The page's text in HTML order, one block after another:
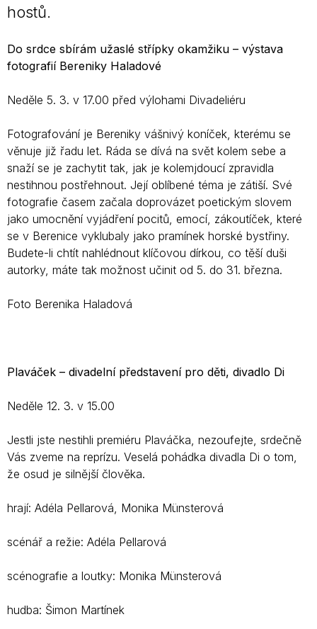
hostů.
Do srdce sbírám užaslé střípky okamžiku – výstava
fotografií Bereniky Haladové
Neděle 5. 3. v 17.00 před výlohami Divadeliéru
Fotografování je Bereniky vášnivý koníček, kterému se
věnuje již řadu let. Ráda se dívá na svět kolem sebe a
snaží se je zachytit tak, jak je kolemjdoucí zpravidla
nestihnou postřehnout. Její oblíbené téma je zátiší. Své
fotografie časem začala doprovázet poetickým slovem
jako umocnění vyjádření pocitů, emocí, zákoutíček, které
se v Berenice vyklubaly jako pramínek horské bystřiny.
Budete-li chtít nahlédnout klíčovou dírkou, co těší duši
autorky, máte tak možnost učinit od 5. do 31. března.
Foto Berenika Haladová
Plaváček – divadelní představení pro děti, divadlo Di
Neděle 12. 3. v 15.00
Jestli jste nestihli premiéru Plaváčka, nezoufejte, srdečně
Vás zveme na reprízu. Veselá pohádka divadla Di o tom,
že osud je silnější člověka.
hrají: Adéla Pellarová, Monika Münsterová
scénář a režie: Adéla Pellarová
scénografie a loutky: Monika Münsterová
hudba: Šimon Martínek